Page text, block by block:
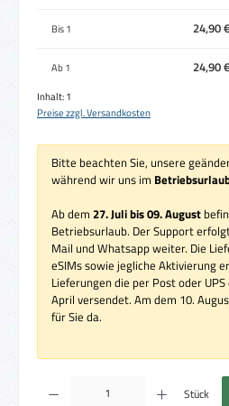
Bis1 24,90 €
Ab1 24,90 €
Inhalt:1
Preise zzgl. Versandkosten
Bitte beachten Sie, unsere
während wir uns im
Ab dem 27. Juli bis 09. August
Betriebsurlaub. Der Support
Mail und Whatsapp weiter. Die
eSIMs sowie jegliche Aktivierung
Lieferungen die per Post oder
April versendet. Am dem 10.
für Sie da.
Produkt Anzahl: Gib den gewünschten
Stück